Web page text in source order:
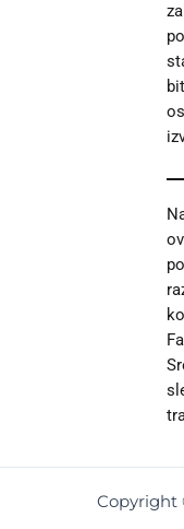
Copyright